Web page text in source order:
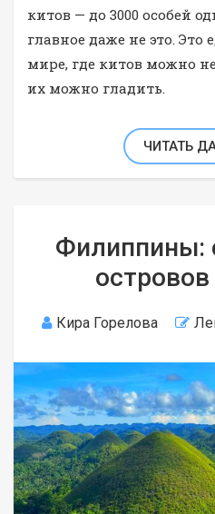
китов — до 3000 особей
главное даже не это. Это
мире, где китов можно
их можно гладить.
ЧИТАТЬ
Филиппины:
островов
Кира Горелова